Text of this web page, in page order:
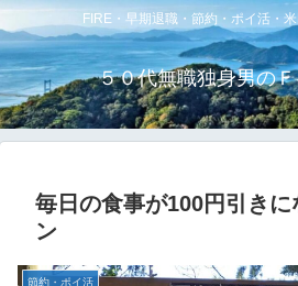
FIRE・早期退職・節約・ポイ活・
５０代無職独身男の
毎日の食事が100円引き
ン
節約・ポイ活